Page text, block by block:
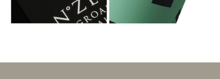
N° ZERO IGT PUGLIA -
NEGROAMARO 2023 - 1,5 L
VOLA DOC TERRA D'OTRANTO -